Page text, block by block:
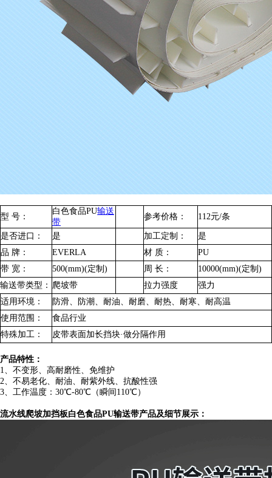
型 号：
白色食品PU输送
带
参考价格： 112元/条
是否进口： 是 加工定制：
是
品 牌：
EVERLA 材 质：
PU
带 宽：
500(mm)(定制) 周 长：
10000(mm)(定制)
输送带类型： 爬坡带 拉力强度
强力
适用环境：
防滑、防潮、耐油、耐磨、耐热、耐寒、耐高温
使用范围：
食品行业
特殊加工：
皮带表面加长挡块·做分隔作用
产品特性：
1、不变形、高耐磨性、免维护
2、不易老化、耐油、耐紫外线、抗酸性强
3、工作温度：30℃-80℃（瞬间110℃）
流水线爬坡加挡板白色食品PU输送带产品及细节展示：